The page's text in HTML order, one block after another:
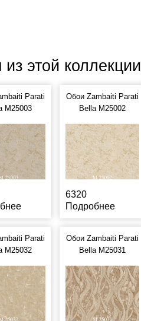
этой коллекции
Parati
M25003
Обои Zambaiti Parati
Bella M25002
6320
Подробнее
Parati
M25032
Обои Zambaiti Parati
Bella M25031